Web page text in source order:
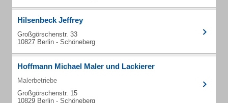
Hilsenbeck Jeffrey
Großgörschenstr. 33
10827 Berlin - Schöneberg
Hoffmann Michael Maler und Lackierer
Malerbetriebe
Großgörschenstr. 15
10829 Berlin - Schöneberg